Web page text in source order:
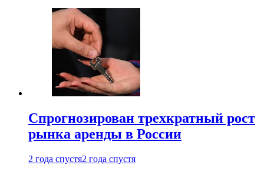
Спрогнозирован трехкратный рост
рынка аренды в России
2 года спустя2 года спустя